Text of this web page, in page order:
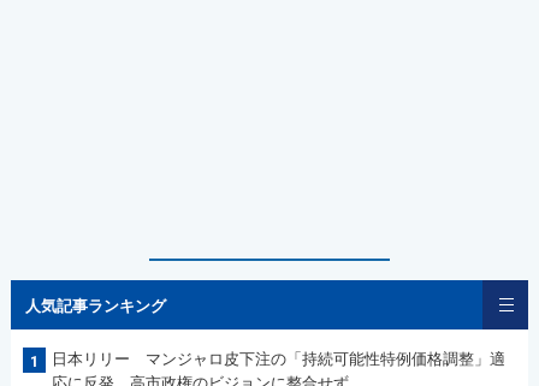
人気記事ランキング
1
日本リリー マンジャロ皮下注の「持続可能性特例価格調整」適